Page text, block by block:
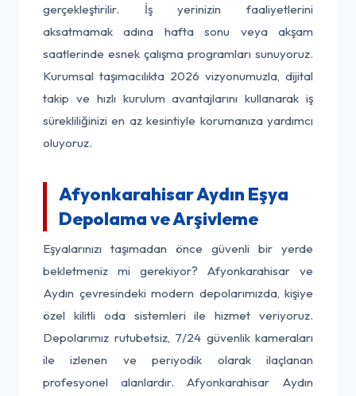
gerçekleştirilir. İş yerinizin faaliyetlerini
aksatmamak adına hafta sonu veya akşam
saatlerinde esnek çalışma programları sunuyoruz.
Kurumsal taşımacılıkta 2026 vizyonumuzla, dijital
takip ve hızlı kurulum avantajlarını kullanarak iş
sürekliliğinizi en az kesintiyle korumanıza yardımcı
oluyoruz.
Afyonkarahisar Aydın Eşya
Depolama ve Arşivleme
Eşyalarınızı taşımadan önce güvenli bir yerde
bekletmeniz mi gerekiyor? Afyonkarahisar ve
Aydın çevresindeki modern depolarımızda, kişiye
özel kilitli oda sistemleri ile hizmet veriyoruz.
Depolarımız rutubetsiz, 7/24 güvenlik kameraları
ile izlenen ve periyodik olarak ilaçlanan
profesyonel alanlardır. Afyonkarahisar Aydın